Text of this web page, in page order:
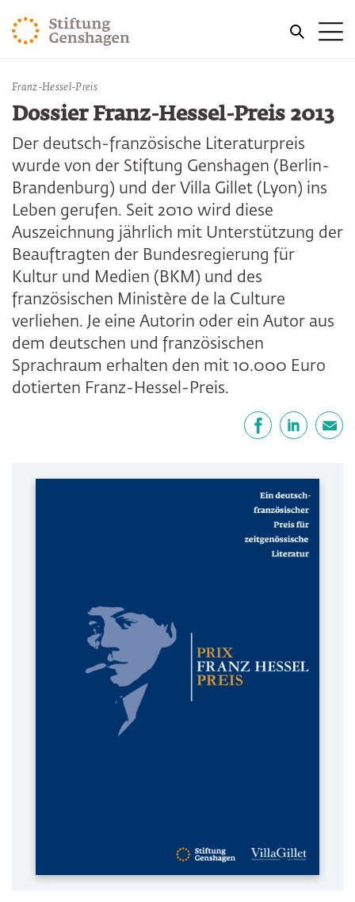
ZUM HAUPTINHALT SPRINGEN
ZUR SUCHE SPRINGEN
Sie befinden sich hier:
Start Publikationen
Franz-Hessel-Preis
Dossier Franz-Hessel-Preis 2013
Der deutsch-französische Literaturpreis
wurde von der Stiftung Genshagen (Berlin-
Brandenburg) und der Villa Gillet (Lyon) ins
Leben gerufen. Seit 2010 wird diese
Auszeichnung jährlich mit Unterstützung der
Beauftragten der Bundesregierung für
Kultur und Medien (BKM) und des
französischen Ministère de la Culture
verliehen. Je eine Autorin oder ein Autor aus
dem deutschen und französischen
Sprachraum erhalten den mit 10.000 Euro
dotierten Franz-Hessel-Preis.